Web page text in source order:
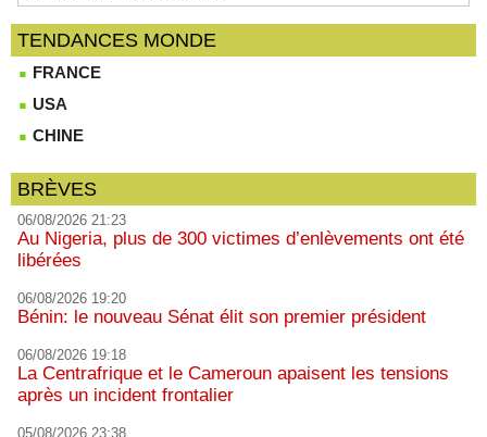
TENDANCES MONDE
FRANCE
USA
CHINE
BRÈVES
06/08/2026 21:23
Au Nigeria, plus de 300 victimes d’enlèvements ont été
libérées
06/08/2026 19:20
Bénin: le nouveau Sénat élit son premier président
06/08/2026 19:18
La Centrafrique et le Cameroun apaisent les tensions
après un incident frontalier
05/08/2026 23:38